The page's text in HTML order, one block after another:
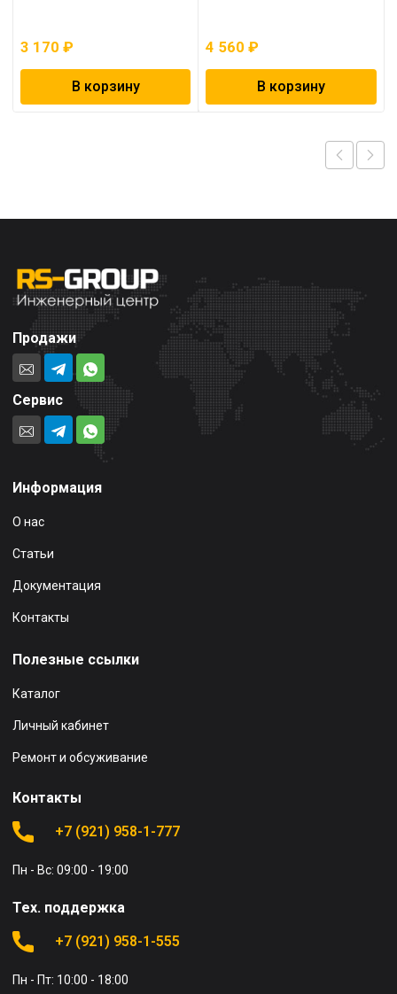
3 170 ₽
В корзину
4 560₽
В корзину
Продажи
Сервис
Информация
О нас
Статьи
Документация
Контакты
Полезные ссылки
Каталог
Личный кабинет
Ремонт и обсуживание
Контакты
+7 (921) 958-1-777
Пн - Вс: 09:00 - 19:00
Тех. поддержка
+7 (921) 958-1-555
Пн - Пт: 10:00 - 18:00